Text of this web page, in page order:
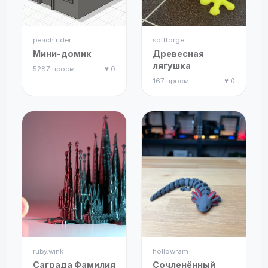
peach.rider
Мини-домик
5287 просм. ♥ 0
softforge
Древесная
лягушка
167 просм. ♥ 0
ruby.wink
Саграда Фамилия
hollowram
Сочленённый